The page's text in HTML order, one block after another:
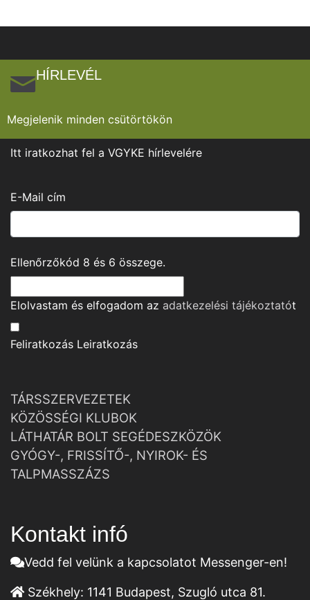
HÍRLEVÉL
Megjelenik minden csütörtökön
Itt iratkozhat fel a VGYKE hírlevelére
E-Mail cím
Ellenőrzőkód 8 és 6 összege.
Elolvastam és elfogadom az adatkezelési tájékoztatót
Feliratkozás Leiratkozás
TÁRSSZERVEZETEK
KÖZÖSSÉGI KLUBOK
LÁTHATÁR BOLT SEGÉDESZKÖZÖK
GYÓGY-, FRISSÍTŐ-, NYIROK- ÉS
TALPMASSZÁZS
Kontakt infó
Vedd fel velünk a kapcsolatot Messenger-en!
Székhely: 1141 Budapest, Szugló utca 81.